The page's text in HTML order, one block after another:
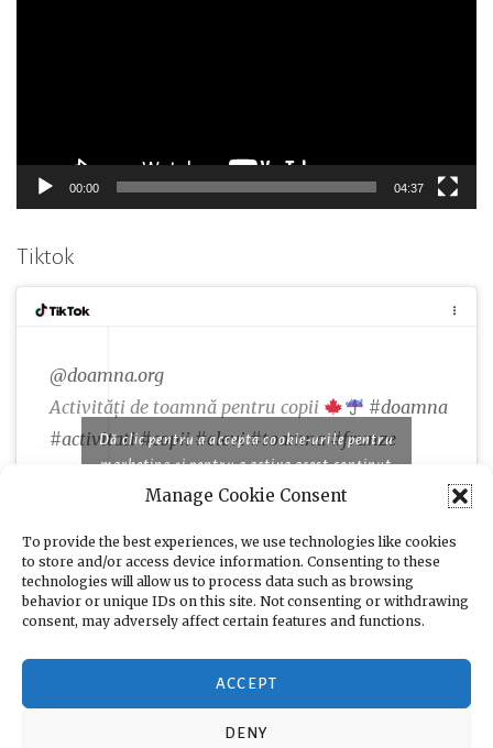
Manage Cookie Consent
To provide the best experiences, we use technologies like cookies
to store and/or access device information. Consenting to these
technologies will allow us to process data such as browsing
behavior or unique IDs on this site. Not consenting or withdrawing
consent, may adversely affect certain features and functions.
ACCEPT
DENY
00:00 04:37
Tiktok
@doamna.org
Activități de toamnă pentru copii
#doamna
#activitati #copii #elevi #toamna #frunze
♬ Famous piano songs for comedy and cooking
Dă clic pentru a accepta cookie-urile pentru
marketing și pentru a activa acest conținut